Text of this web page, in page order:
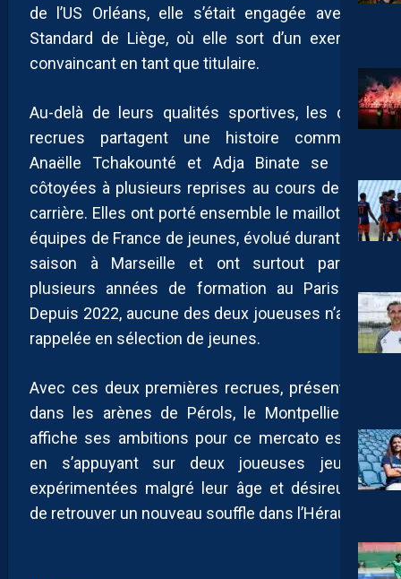
de l’US Orléans, elle s’était engagée avec le
Standard de Liège, où elle sort d’un exercice
convaincant en tant que titulaire.
Au-delà de leurs qualités sportives, les deux
recrues partagent une histoire commune.
Anaëlle Tchakounté et Adja Binate se sont
côtoyées à plusieurs reprises au cours de leur
carrière. Elles ont porté ensemble le maillot des
équipes de France de jeunes, évolué durant une
saison à Marseille et ont surtout partagé
plusieurs années de formation au Paris FC.
Depuis 2022, aucune des deux joueuses n’a été
rappelée en sélection de jeunes.
Avec ces deux premières recrues, présentées
dans les arènes de Pérols, le Montpellier FC
affiche ses ambitions pour ce mercato estival
en s’appuyant sur deux joueuses jeunes,
expérimentées malgré leur âge et désireuses
de retrouver un nouveau souffle dans l’Hérault.